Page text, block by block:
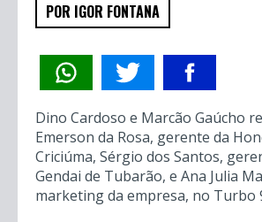
POR IGOR FONTANA
Dino Cardoso e Marcão Gaúcho
Emerson da Rosa, gerente da
Criciúma, Sérgio dos Santos,
Gendai de Tubarão, e Ana Julia
marketing da empresa, no Turbo